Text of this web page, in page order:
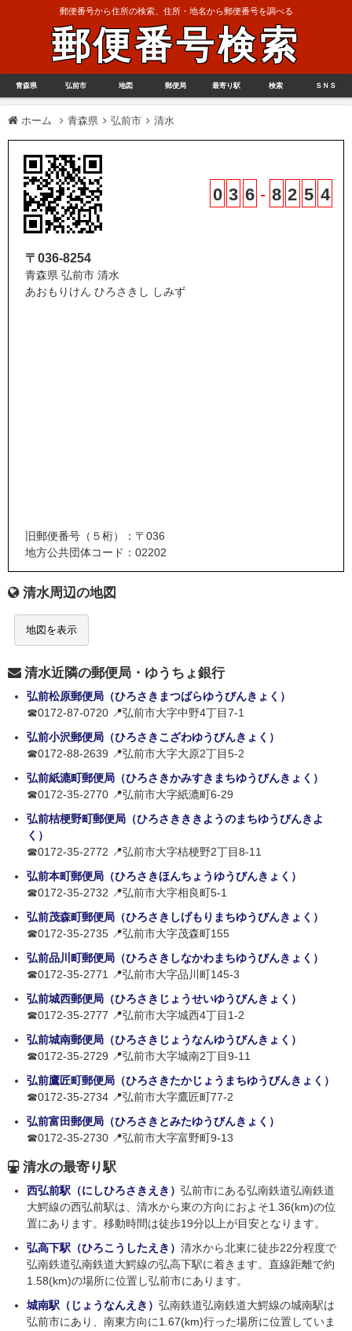
郵便番号から住所の検索、住所・地名から郵便番号を調べる
郵便番号検索
青森県 弘前市 地図 郵便局 最寄り駅 検索 ＳＮＳ
ホーム 青森県 弘前市 清水
0 3 6 - 8 2 5 4
〒036-8254
青森県 弘前市 清水
あおもりけん ひろさきし しみず
旧郵便番号（５桁）：〒036
地方公共団体コード：02202
清水周辺の地図
地図を表示
清水近隣の郵便局・ゆうちょ銀行
弘前松原郵便局（ひろさきまつばらゆうびんきょく）
☎0172-87-0720 📍弘前市大字中野4丁目7-1
弘前小沢郵便局（ひろさきこざわゆうびんきょく）
☎0172-88-2639 📍弘前市大字大原2丁目5-2
弘前紙漉町郵便局（ひろさきかみすきまちゆうびんきょく）
☎0172-35-2770 📍弘前市大字紙漉町6-29
弘前桔梗野町郵便局（ひろさきききようのまちゆうびんきよ
く）
☎0172-35-2772 📍弘前市大字桔梗野2丁目8-11
弘前本町郵便局（ひろさきほんちょうゆうびんきょく）
☎0172-35-2732 📍弘前市大字相良町5-1
弘前茂森町郵便局（ひろさきしげもりまちゆうびんきょく）
☎0172-35-2735 📍弘前市大字茂森町155
弘前品川町郵便局（ひろさきしなかわまちゆうびんきょく）
☎0172-35-2771 📍弘前市大字品川町145-3
弘前城西郵便局（ひろさきじょうせいゆうびんきょく）
☎0172-35-2777 📍弘前市大字城西4丁目1-2
弘前城南郵便局（ひろさきじょうなんゆうびんきょく）
☎0172-35-2729 📍弘前市大字城南2丁目9-11
弘前鷹匠町郵便局（ひろさきたかじょうまちゆうびんきょく）
☎0172-35-2734 📍弘前市大字鷹匠町77-2
弘前富田郵便局（ひろさきとみたゆうびんきょく）
☎0172-35-2730 📍弘前市大字富野町9-13
清水の最寄り駅
西弘前駅（にしひろさきえき） 弘前市にある弘南鉄道弘南鉄道
大鰐線の西弘前駅は、清水から東の方向におよそ1.36(km)の位
置にあります。移動時間は徒歩19分以上が目安となります。
弘高下駅（ひろこうしたえき） 清水から北東に徒歩22分程度で
弘南鉄道弘南鉄道大鰐線の弘高下駅に着きます。直線距離で約
1.58(km)の場所に位置し弘前市にあります。
城南駅（じょうなんえき） 弘南鉄道弘南鉄道大鰐線の城南駅は
弘前市にあり、南東方向に1.67(km)行った場所に位置していま